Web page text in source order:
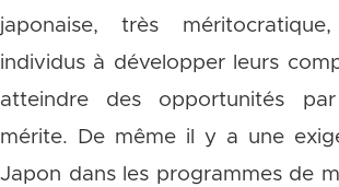
japonaise, très
individus à développer leurs
atteindre des opportunités
mérite. De même il y a une
Japon dans les programmes de